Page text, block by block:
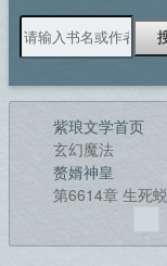
紫琅文学首页
玄幻魔法
赘婿神皇
第6614章 生死